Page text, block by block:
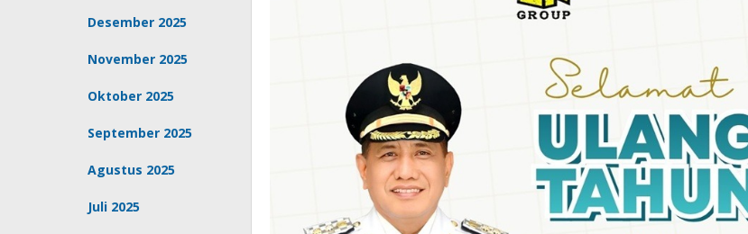
Desember 2025
November 2025
Oktober 2025
September 2025
Agustus 2025
Juli 2025